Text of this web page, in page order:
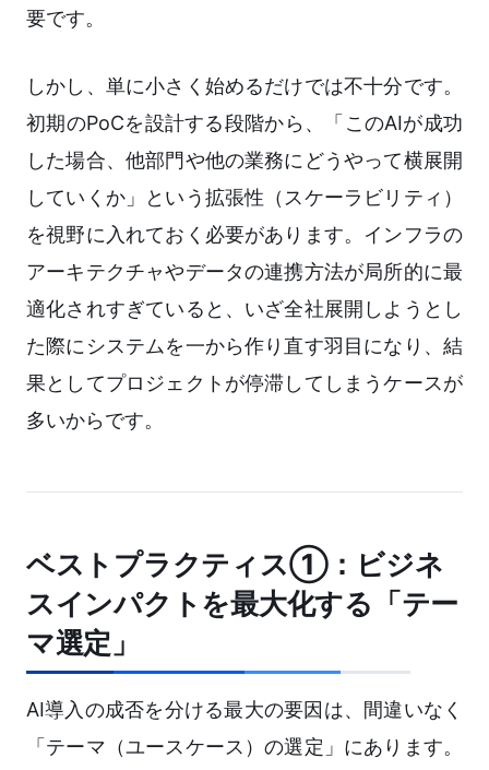
要です。
しかし、単に小さく始めるだけでは不十分です。
初期のPoCを設計する段階から、「このAIが成功
した場合、他部門や他の業務にどうやって横展開
していくか」という拡張性（スケーラビリティ）
を視野に入れておく必要があります。インフラの
アーキテクチャやデータの連携方法が局所的に最
適化されすぎていると、いざ全社展開しようとし
た際にシステムを一から作り直す羽目になり、結
果としてプロジェクトが停滞してしまうケースが
多いからです。
ベストプラクティス①：ビジネ
スインパクトを最大化する「テー
マ選定」
AI導入の成否を分ける最大の要因は、間違いなく
「テーマ（ユースケース）の選定」にあります。